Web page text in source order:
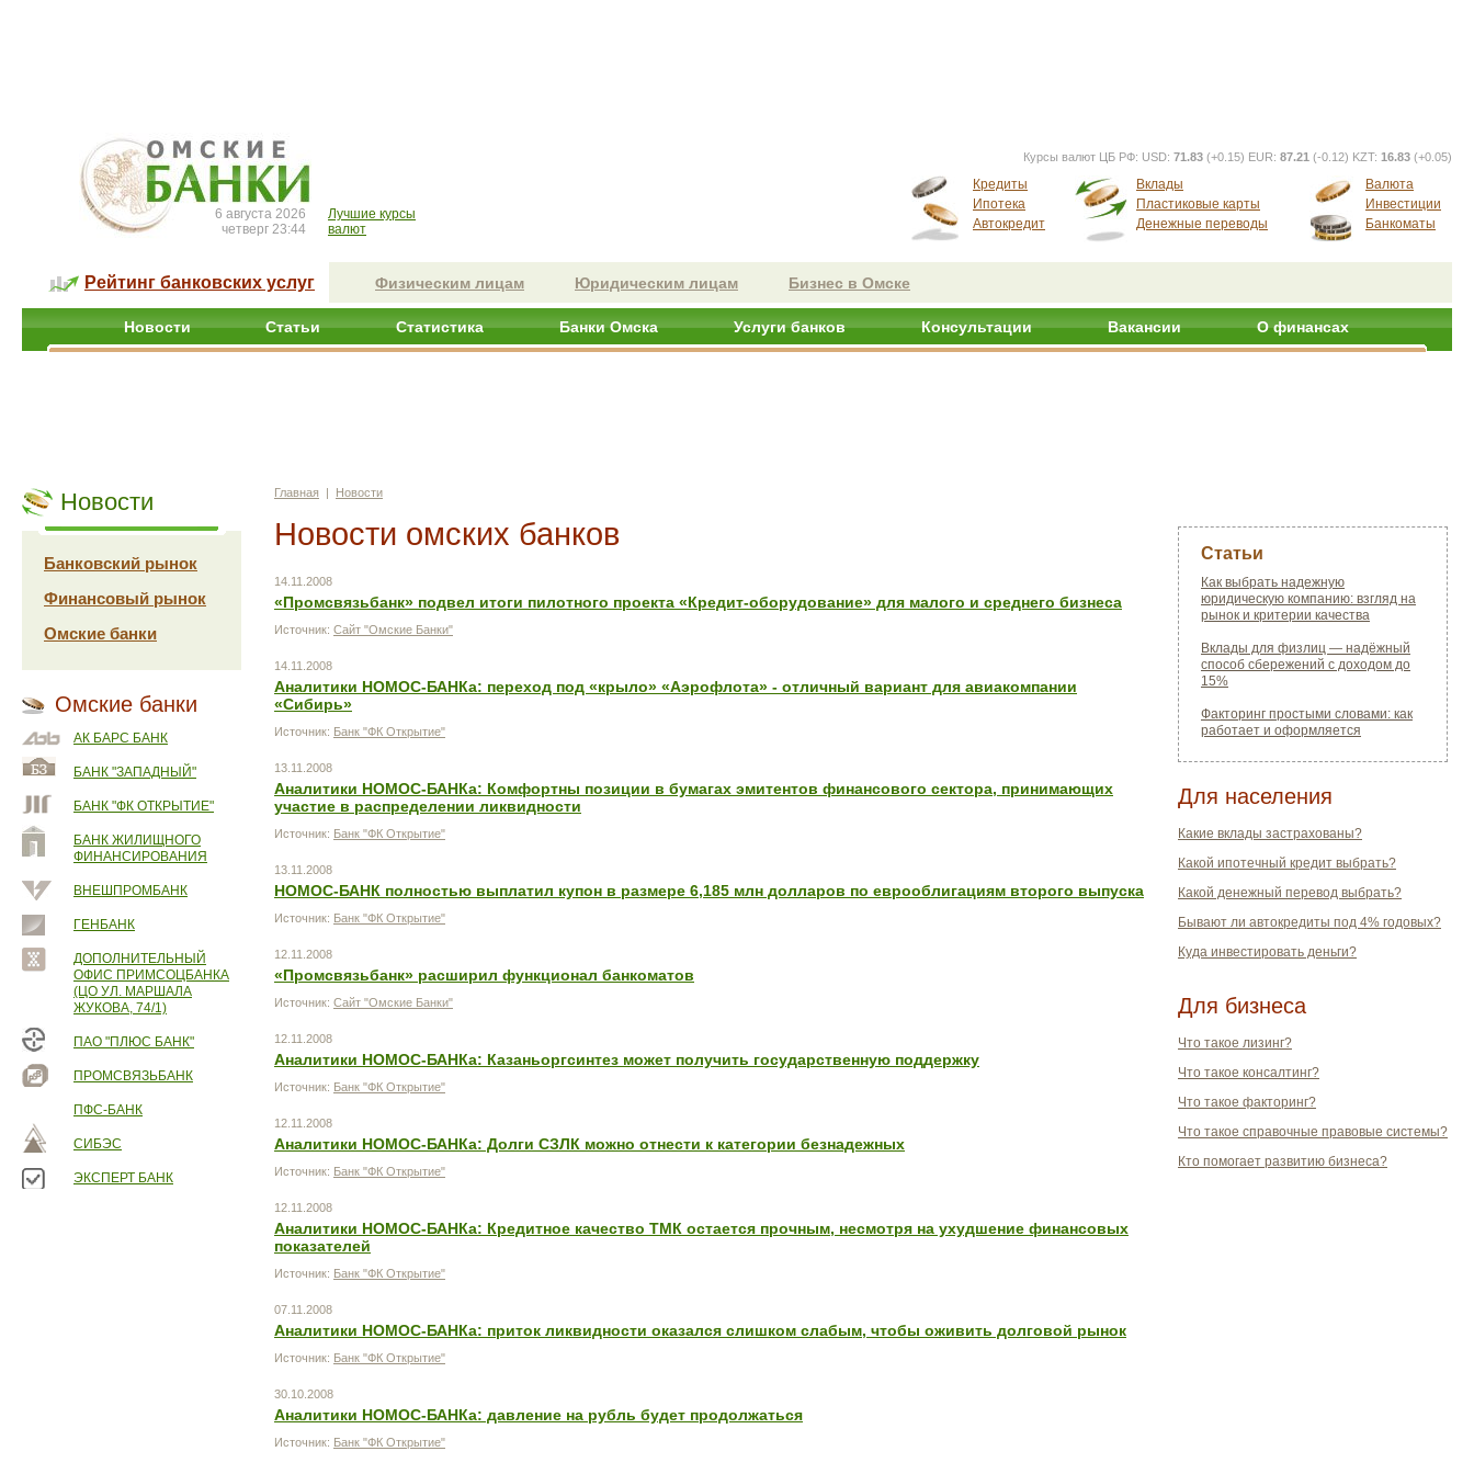
6 августа 2026
четверг 23:44
Лучшие курсы
валют
Курсы валют ЦБ РФ: USD: 71.83 (+0.15) EUR: 87.21 (-0.12) KZT: 16.83 (+0.05)
Кредиты
Ипотека
Автокредит
Вклады
Пластиковые карты
Денежные переводы
Валюта
Инвестиции
Банкоматы
Рейтинг банковских услуг Физическим лицам Юридическим лицам Бизнес в Омске
Новости Статьи Статистика Банки Омска Услуги банков Консультации Вакансии О финансах
Новости
Банковский рынок
Финансовый рынок
Омские банки
Омские банки
АК БАРС БАНК
БАНК "ЗАПАДНЫЙ"
БАНК "ФК ОТКРЫТИЕ"
БАНК ЖИЛИЩНОГО
ФИНАНСИРОВАНИЯ
ВНЕШПРОМБАНК
ГЕНБАНК
ДОПОЛНИТЕЛЬНЫЙ
ОФИС ПРИМСОЦБАНКА
(ЦО УЛ. МАРШАЛА
ЖУКОВА, 74/1)
ПАО "ПЛЮС БАНК"
ПРОМСВЯЗЬБАНК
ПФС-БАНК
СИБЭС
ЭКСПЕРТ БАНК
Главная | Новости
Новости омских банков
14.11.2008
«Промсвязьбанк» подвел итоги пилотного проекта «Кредит-оборудование» для малого и среднего бизнеса
Источник: Сайт "Омские Банки"
14.11.2008
Аналитики НОМОС-БАНКа: переход под «крыло» «Аэрофлота» - отличный вариант для авиакомпании
«Сибирь»
Источник: Банк "ФК Открытие"
13.11.2008
Аналитики НОМОС-БАНКа: Комфортны позиции в бумагах эмитентов финансового сектора, принимающих
участие в распределении ликвидности
Источник: Банк "ФК Открытие"
13.11.2008
НОМОС-БАНК полностью выплатил купон в размере 6,185 млн долларов по еврооблигациям второго выпуска
Источник: Банк "ФК Открытие"
12.11.2008
«Промсвязьбанк» расширил функционал банкоматов
Источник: Сайт "Омские Банки"
12.11.2008
Аналитики НОМОС-БАНКа: Казаньоргсинтез может получить государственную поддержку
Источник: Банк "ФК Открытие"
12.11.2008
Аналитики НОМОС-БАНКа: Долги СЗЛК можно отнести к категории безнадежных
Источник: Банк "ФК Открытие"
12.11.2008
Аналитики НОМОС-БАНКа: Кредитное качество ТМК остается прочным, несмотря на ухудшение финансовых
показателей
Источник: Банк "ФК Открытие"
07.11.2008
Аналитики НОМОС-БАНКа: приток ликвидности оказался слишком слабым, чтобы оживить долговой рынок
Источник: Банк "ФК Открытие"
30.10.2008
Аналитики НОМОС-БАНКа: давление на рубль будет продолжаться
Источник: Банк "ФК Открытие"
Статьи
Как выбрать надежную
юридическую компанию: взгляд на
рынок и критерии качества
Вклады для физлиц — надёжный
способ сбережений с доходом до
15%
Факторинг простыми словами: как
работает и оформляется
Для населения
Какие вклады застрахованы?
Какой ипотечный кредит выбрать?
Какой денежный перевод выбрать?
Бывают ли автокредиты под 4% годовых?
Куда инвестировать деньги?
Для бизнеса
Что такое лизинг?
Что такое консалтинг?
Что такое факторинг?
Что такое справочные правовые системы?
Кто помогает развитию бизнеса?